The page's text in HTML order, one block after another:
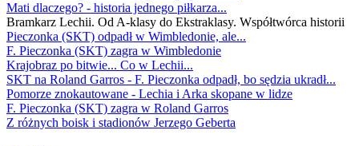
Mati dlaczego? - historia jednego piłkarza...
Bramkarz Lechii. Od A-klasy do Ekstraklasy. Współtwórca historii
Pieczonka (SKT) odpadł w Wimbledonie, ale...
F. Pieczonka (SKT) zagra w Wimbledonie
Krajobraz po bitwie... Co w Lechii...
SKT na Roland Garros - F. Pieczonka odpadł, bo sędzia ukradł...
Pomorze znokautowane - Lechia i Arka skopane w lidze
F. Pieczonka (SKT) zagra w Roland Garros
Z różnych boisk i stadionów Jerzego Geberta